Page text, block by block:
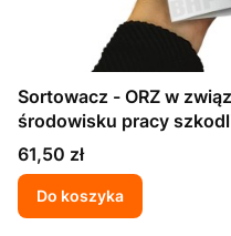
Sortowacz - ORZ w
środowisku pracy
biologicznych
Cena
61,50 zł
Do koszyka